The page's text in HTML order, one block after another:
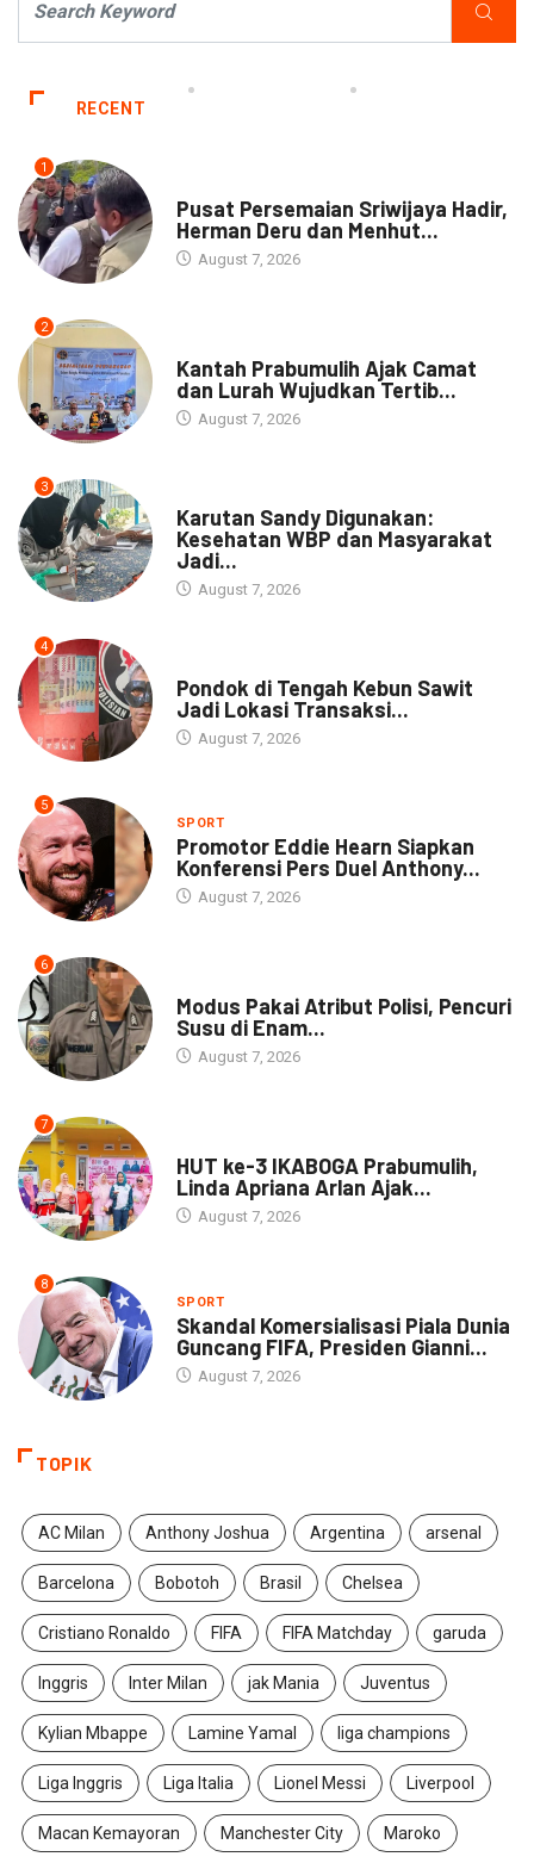
RECENT
1
Pusat Persemaian Sriwijaya Hadir,
Herman Deru dan Menhut...
August 7, 2026
2
Kantah Prabumulih Ajak Camat
dan Lurah Wujudkan Tertib...
August 7, 2026
3
Karutan Sandy Digunakan:
Kesehatan WBP dan Masyarakat
Jadi...
August 7, 2026
4
Pondok di Tengah Kebun Sawit
Jadi Lokasi Transaksi...
August 7, 2026
5
SPORT
Promotor Eddie Hearn Siapkan
Konferensi Pers Duel Anthony...
August 7, 2026
6
Modus Pakai Atribut Polisi, Pencuri
Susu di Enam...
August 7, 2026
7
HUT ke-3 IKABOGA Prabumulih,
Linda Apriana Arlan Ajak...
August 7, 2026
8
SPORT
Skandal Komersialisasi Piala Dunia
Guncang FIFA, Presiden Gianni...
August 7, 2026
TOPIK
AC Milan Anthony Joshua Argentina arsenal
Barcelona Bobotoh Brasil Chelsea
Cristiano Ronaldo FIFA FIFA Matchday garuda
Inggris Inter Milan jak Mania Juventus
Kylian Mbappe Lamine Yamal liga champions
Liga Inggris Liga Italia Lionel Messi Liverpool
Macan Kemayoran Manchester City Maroko